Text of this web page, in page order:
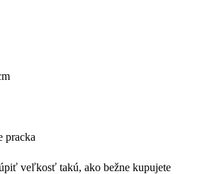
pracka
veľkosť takú, ako bežne kupujete